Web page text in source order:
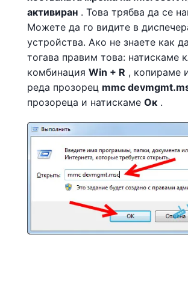
активиран . Това трябва да се
Можете да го видите в
устройства. Ако не знаете как
тогава правим това: натискаме
комбинация Win + R , копираме
реда прозорец mmc
прозореца и натискаме Ок .